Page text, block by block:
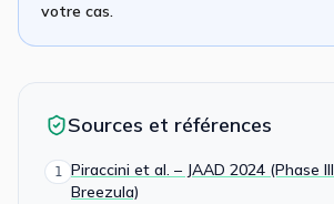
votre cas.
Sources et références
1 Piraccini et al. – JAAD 2024 (Phase III
Breezula)